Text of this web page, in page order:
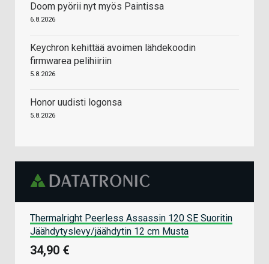
Doom pyörii nyt myös Paintissa
6.8.2026
Keychron kehittää avoimen lähdekoodin
firmwarea pelihiiriin
5.8.2026
Honor uudisti logonsa
5.8.2026
Thermalright Peerless Assassin 120 SE Suoritin
Jäähdytyslevy/jäähdytin 12 cm Musta
34,90 €